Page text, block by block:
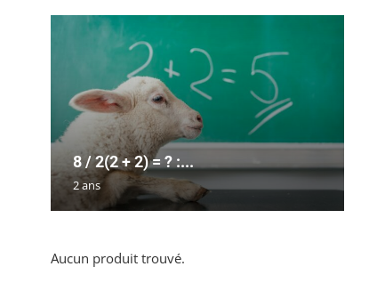
8 / 2(2 + 2) = ? :...
2 ans
Aucun produit trouvé.